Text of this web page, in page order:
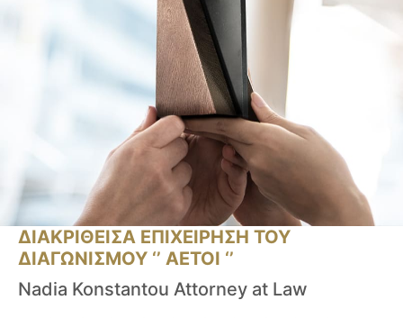
ΔΙΑΚΡΙΘΕΙΣΑ ΕΠΙΧΕΙΡΗΣΗ ΤΟΥ
ΔΙΑΓΩΝΙΣΜΟΥ ‘’ ΑΕΤΟΙ ‘’
Nadia Konstantou Attorney at Law